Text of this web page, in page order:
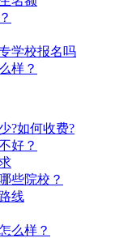
学校报名吗
样？
?如何收费?
好？
些院校？
线
么样？